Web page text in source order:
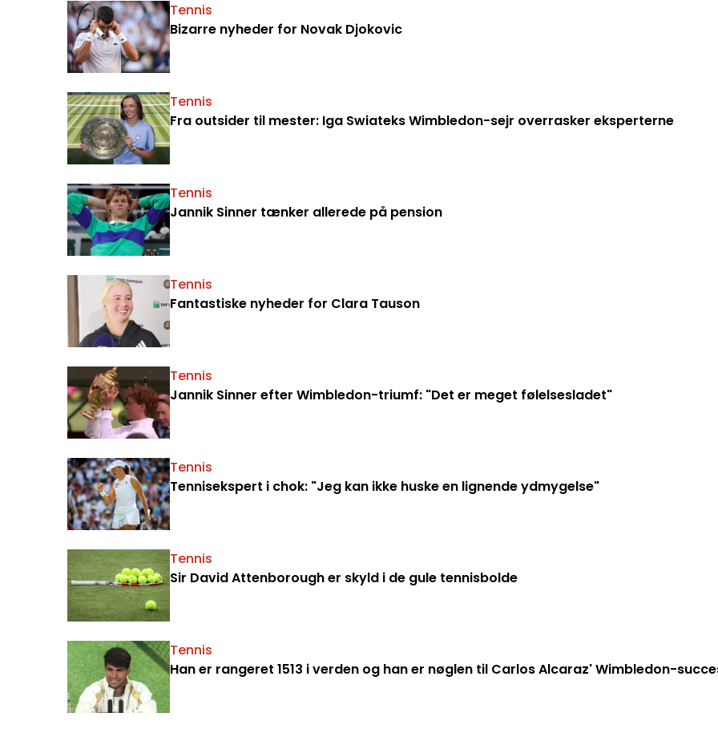
Tennis
Bizarre nyheder for Novak Djokovic
Tennis
Fra outsider til mester: Iga Swiateks Wimbledon-sejr overrasker eksperterne
Tennis
Jannik Sinner tænker allerede på pension
Tennis
Fantastiske nyheder for Clara Tauson
Tennis
Jannik Sinner efter Wimbledon-triumf: "Det er meget følelsesladet"
Tennis
Tennisekspert i chok: "Jeg kan ikke huske en lignende ydmygelse"
Tennis
Sir David Attenborough er skyld i de gule tennisbolde
Tennis
Han er rangeret 1513 i verden og han er nøglen til Carlos Alcaraz' Wimbledon-